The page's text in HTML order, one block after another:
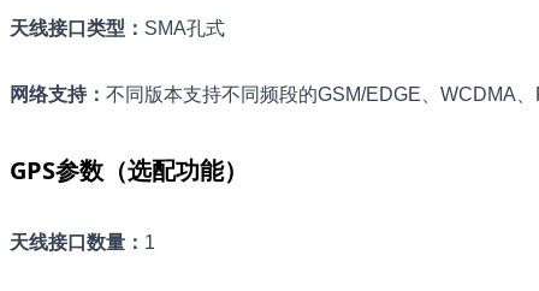
天线接口类型 ： SMA孔式
网络支持： 不同版本支持不同频段的GSM/EDGE、WCDMA
GPS参数（选配功能）
天线接口数量 ： 1